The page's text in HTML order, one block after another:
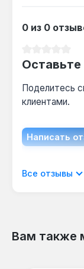
0 из 0
Поделитесь
клиентами.
Написать
Все отзывы
Вам также